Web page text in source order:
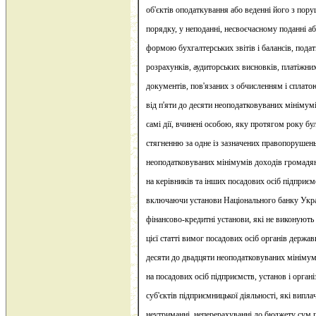
об'єктів оподаткування або веденні його з
порядку, у неподанні, несвоєчасному поданні
формою бухгалтерських звітів і балансів,
розрахунків, аудиторських висновків,
документів, пов'язаних з обчисленням і
від п'яти до десяти неоподатковуваних
самі дії, вчинені особою, яку протягом року
стягненню за одне із зазначених
неоподатковуваних мінімумів доходів
на керівників та інших посадових осіб
включаючи установи Національного банку
фінансово-кредитні установи, які не
цієї статті вимог посадових осіб органів
десяти до двадцяти неоподатковуваних
на посадових осіб підприємств, установ і
суб'єктів підприємницької діяльності, які